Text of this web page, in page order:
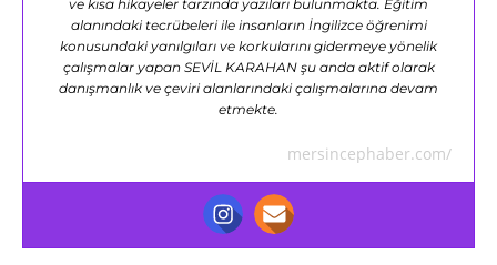
ve kısa hikayeler tarzında yazıları bulunmakta. Eğitim
alanındaki tecrübeleri ile insanların İngilizce öğrenimi
konusundaki yanılgıları ve korkularını gidermeye yönelik
çalışmalar yapan SEVİL KARAHAN şu anda aktif olarak
danışmanlık ve çeviri alanlarındaki çalışmalarına devam
etmekte.
mersincephaber.com/